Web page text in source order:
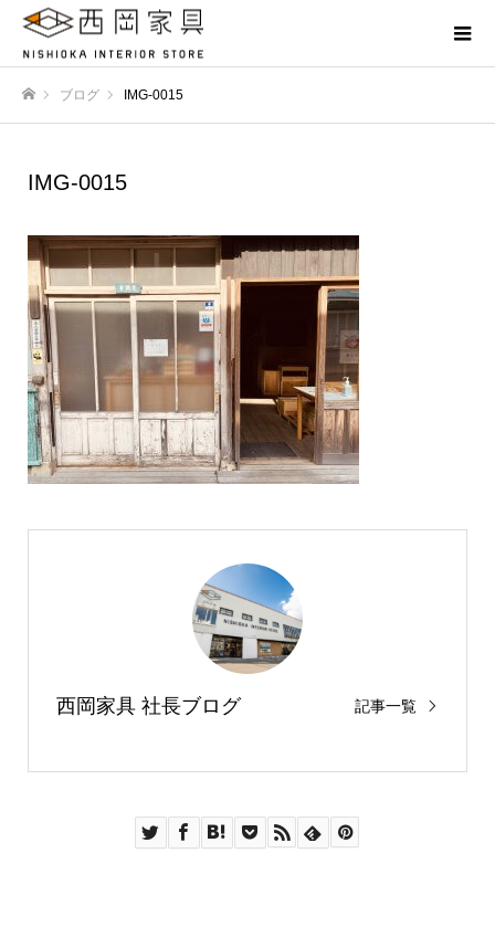
ブログ IMG-0015
IMG-0015
西岡家具 社長ブログ 記事一覧